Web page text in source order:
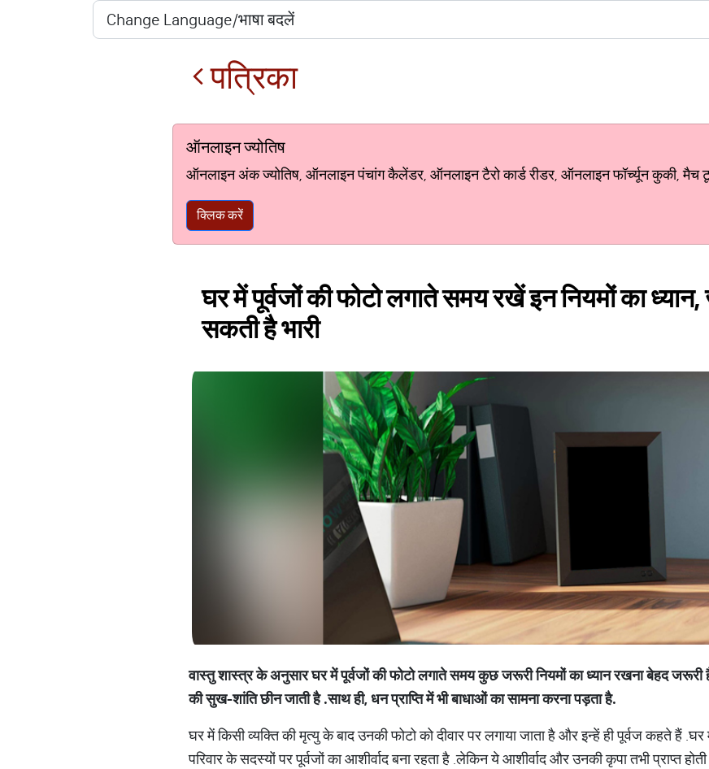
पत्रिका
ऑनलाइन ज्योतिष
ऑनलाइन अंक ज्योतिष, ऑनलाइन पंचांग कैलेंडर, ऑनलाइन टैरो कार्ड रीडर, ऑनलाइन फॉर्च्यून कुकी, मैच
क्लिक करें
घर में पूर्वजों की फोटो लगाते समय रखें इन नियमों का ध्यान,
सकती है भारी
वास्तु शास्त्र के अनुसार घर में पूर्वजों की फोटो लगाते समय कुछ जरूरी नियमों का ध्यान रखना बेहद जरूरी
की सुख-शांति छीन जाती है.साथ ही,धन प्राप्ति में भी बाधाओं का सामना करना पड़ता है.
घर में किसी व्यक्ति की मृत्यु के बाद उनकी फोटो को दीवार पर लगाया जाता है और इन्हें ही पूर्वज कहते हैं .घर
परिवार के सदस्यों पर पूर्वजों का आशीर्वाद बना रहता है .लेकिन ये आशीर्वाद और उनकी कृपा तभी प्राप्त